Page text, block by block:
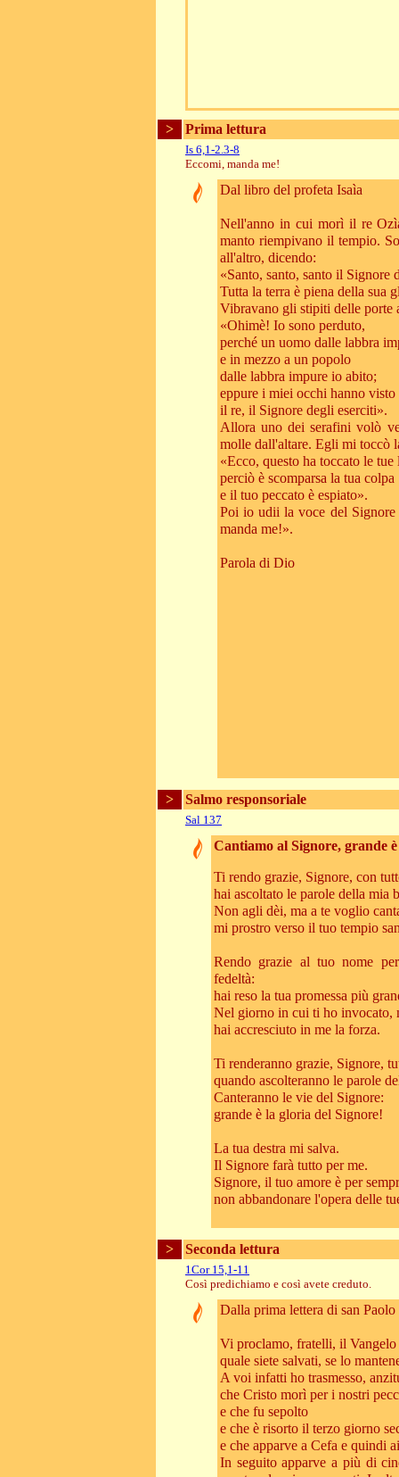
> Prima lettura
Is 6,1-2.3-8
Eccomi, manda me!
Dal libro del profeta Isaìa
Nell'anno in cui morì il re
manto riempivano il tempio.
all'altro, dicendo:
«Santo, santo, santo il Signore
Tutta la terra è piena della sua
Vibravano gli stipiti delle porte
«Ohimè! Io sono perduto,
perché un uomo dalle labbra
e in mezzo a un popolo
dalle labbra impure io abito;
eppure i miei occhi hanno visto
il re, il Signore degli eserciti».
Allora uno dei serafini volò
molle dall'altare. Egli mi toccò
«Ecco, questo ha toccato le tue
perciò è scomparsa la tua colpa
e il tuo peccato è espiato».
Poi io udii la voce del
manda me!».
Parola di Dio
> Salmo responsoriale
Sal 137
Cantiamo al Signore, grande
Ti rendo grazie, Signore, con
hai ascoltato le parole della mia
Non agli dèi, ma a te voglio
mi prostro verso il tuo tempio
Rendo grazie al tuo nome
fedeltà:
hai reso la tua promessa più
Nel giorno in cui ti ho invocato,
hai accresciuto in me la forza.
Ti renderanno grazie, Signore,
quando ascolteranno le parole
Canteranno le vie del Signore:
grande è la gloria del Signore!
La tua destra mi salva.
Il Signore farà tutto per me.
Signore, il tuo amore è per
non abbandonare l'opera delle
> Seconda lettura
1Cor 15,1-11
Così predichiamo e così avete creduto.
Dalla prima lettera di san
Vi proclamo, fratelli, il Vangelo
quale siete salvati, se lo
A voi infatti ho trasmesso,
che Cristo morì per i nostri
e che fu sepolto
e che è risorto il terzo giorno
e che apparve a Cefa e quindi
In seguito apparve a più di